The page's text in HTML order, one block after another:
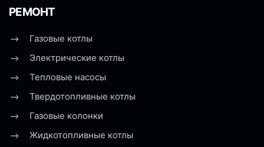
РЕМОНТ
Газовые котлы
Электрические котлы
Тепловые насосы
Твердотопливные котлы
Газовые колонки
Жидкотопливные котлы